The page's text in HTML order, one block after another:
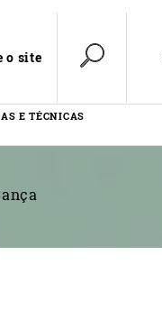
o site
E TÉCNICAS